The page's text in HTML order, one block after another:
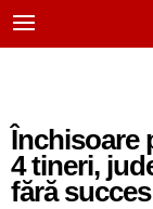
Închisoare
4 tineri,
fără